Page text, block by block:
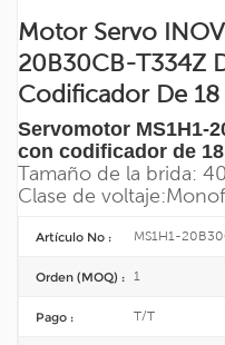
Motor Servo
20B30CB-T334Z
Codificador De 18
Servomotor MS1H1-
con codificador de
Tamaño de la brida:
Clase de voltaje:
Artículo No : MS1H1-
Orden (MOQ) : 1
Pago : T/T